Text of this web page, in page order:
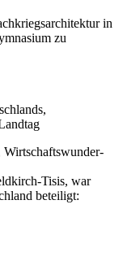
in
zu
Wirtschaftswunder-
Tisis, war
beteiligt: